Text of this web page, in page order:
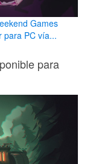
Games
para PC vía...
para